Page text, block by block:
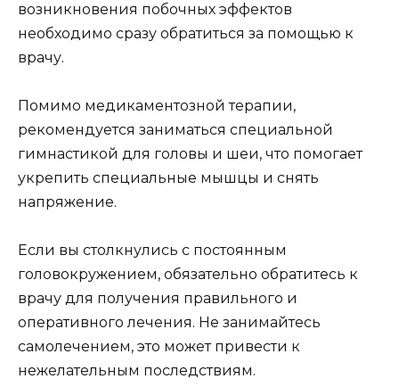
возникновения побочных эффектов
необходимо сразу обратиться за помощью к
врачу.
Помимо медикаментозной терапии,
рекомендуется заниматься специальной
гимнастикой для головы и шеи, что помогает
укрепить специальные мышцы и снять
напряжение.
Если вы столкнулись с постоянным
головокружением, обязательно обратитесь к
врачу для получения правильного и
оперативного лечения. Не занимайтесь
самолечением, это может привести к
нежелательным последствиям.